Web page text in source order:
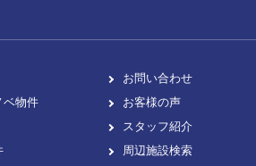
ベ物件
お問い合わせ
お客様の声
スタッフ紹介
周辺施設検索